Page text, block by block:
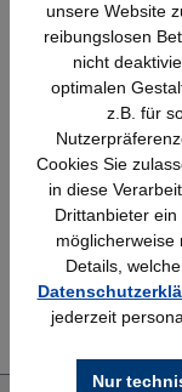
Schnelle
Bundesweit
Erfahrung
Bewährt seit
unsere Website
reibungslosen
nicht
optimalen
z.B. für
Cookies Sie
in diese
Drittanbieter
möglicherweise
Details,
jederzeit
Nur